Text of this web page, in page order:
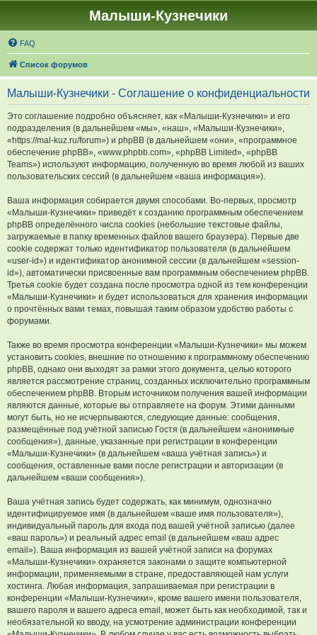
Малыши-Кузнечики
FAQ
Список форумов
Малыши-Кузнечики - Соглашение о конфиденциальности
Это соглашение подробно объясняет, как «Малыши-Кузнечики» и его
подразделения (в дальнейшем «мы», «наш», «Малыши-Кузнечики»,
«https://mal-kuz.ru/forum») и phpBB (в дальнейшем «они», «программное
обеспечение phpBB», «www.phpbb.com», «phpBB Limited», «phpBB
Teams») используют информацию, полученную во время любой из ваших
пользовательских сессий (в дальнейшем «ваша информация»).
Ваша информация собирается двумя способами. Во-первых, просмотр
«Малыши-Кузнечики» приведёт к созданию программным обеспечением
phpBB определённого числа cookies (небольшие текстовые файлы,
загружаемые в папку временных файлов вашего браузера). Первые две
cookie содержат только идентификатор пользователя (в дальнейшем
«user-id») и идентификатор анонимной сессии (в дальнейшем «session-
id»), автоматически присвоенные вам программным обеспечением phpBB.
Третья cookie будет создана после просмотра одной из тем конференции
«Малыши-Кузнечики» и будет использоваться для хранения информации
о прочтённых вами темах, повышая таким образом удобство работы с
форумами.
Также во время просмотра конференции «Малыши-Кузнечики» мы можем
установить cookies, внешние по отношению к программному обеспечению
phpBB, однако они выходят за рамки этого документа, целью которого
является рассмотрение страниц, созданных исключительно программным
обеспечением phpBB. Вторым источником получения вашей информации
являются данные, которые вы отправляете на форум. Этими данными
могут быть, но не исчерпываются, следующие данные: сообщения,
размещённые под учётной записью Гостя (в дальнейшем «анонимные
сообщения»), данные, указанные при регистрации в конференции
«Малыши-Кузнечики» (в дальнейшем «ваша учётная запись») и
сообщения, оставленные вами после регистрации и авторизации (в
дальнейшем «ваши сообщения»).
Ваша учётная запись будет содержать, как минимум, однозначно
идентифицируемое имя (в дальнейшем «ваше имя пользователя»),
индивидуальный пароль для входа под вашей учётной записью (далее
«ваш пароль») и реальный адрес email (в дальнейшем «ваш адрес
email»). Ваша информация из вашей учётной записи на форумах
«Малыши-Кузнечики» охраняется законами о защите компьютерной
информации, применяемыми в стране, предоставляющей нам услуги
хостинга. Любая информация, запрашиваемая при регистрации в
конференции «Малыши-Кузнечики», кроме вашего имени пользователя,
вашего пароля и вашего адреса email, может быть как необходимой, так и
необязательной ко вводу, на усмотрение администрации конференции